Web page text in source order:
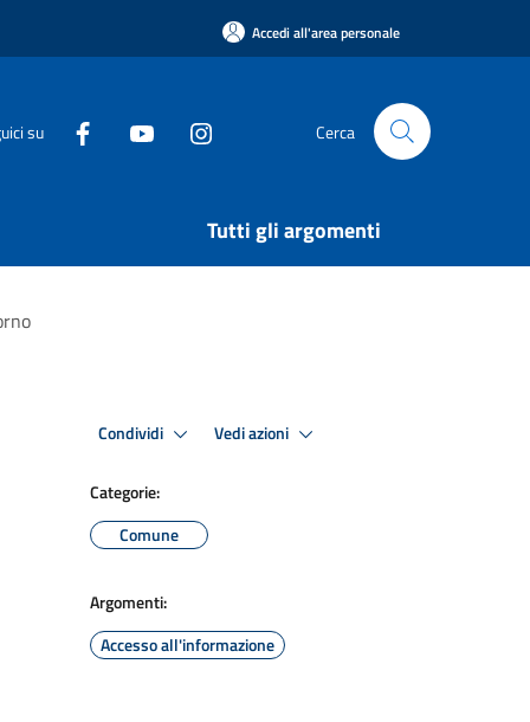
Accedi all'area personale
su Cerca
Tutti gli argomenti
Condividi Vedi azioni
Categorie:
Comune
Argomenti:
Accesso all'informazione